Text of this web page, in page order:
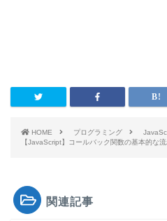
HOME プログラミング
【JavaScript】コールバック関数の基本的な
関連記事